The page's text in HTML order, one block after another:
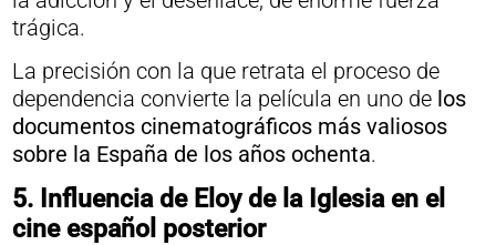
trágica.
La precisión con la que retrata el proceso de
dependencia convierte la película en uno de los
documentos cinematográficos más valiosos
sobre la España de los años ochenta.
5. Influencia de Eloy de la Iglesia en el
cine español posterior